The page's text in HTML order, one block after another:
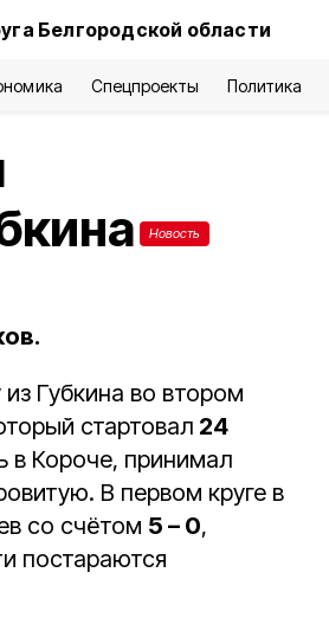
Белгородской области
Спецпроекты Политика
Новость
Губкина во втором
стартовал 24
в Короче, принимал
В первом круге в
со счётом 5 – 0,
постараются